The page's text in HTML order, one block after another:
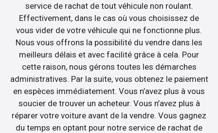
service de rachat de tout véhicule non roulant.
Effectivement, dans le cas où vous choisissez de
vous vider de votre véhicule qui ne fonctionne plus.
Nous vous offrons la possibilité du vendre dans les
meilleurs délais et avec facilité grâce à cela. Pour
cette raison, nous gérons toutes les démarches
administratives. Par la suite, vous obtenez le paiement
en espèces immédiatement. Vous n’avez plus à vous
soucier de trouver un acheteur. Vous n’avez plus à
réparer votre voiture avant de la vendre. Vous gagnez
du temps en optant pour notre service de rachat de